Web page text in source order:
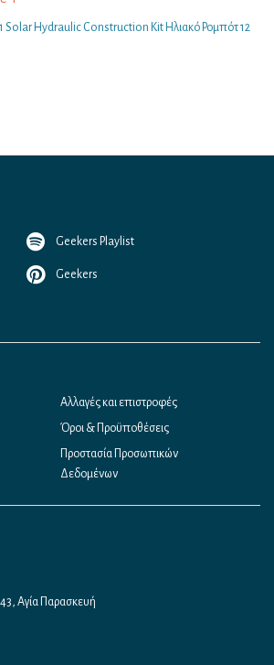
Solar Hydraulic Construction Kit Ηλιακό Ρομπότ 12
Geekers Playlist
Geekers
Αλλαγές και επιστροφές
Όροι & Προϋποθέσεις
Προστασία Προσωπικών
Δεδομένων
Αγία Παρασκευή